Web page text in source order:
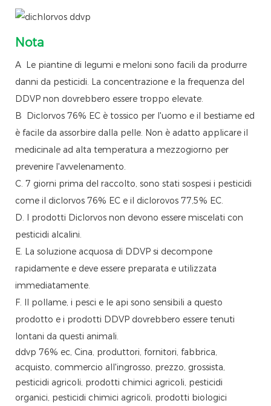
Nota
A Le piantine di legumi e meloni sono facili da produrre
danni da pesticidi. La concentrazione e la frequenza del
DDVP non dovrebbero essere troppo elevate.
B Diclorvos 76% EC è tossico per l'uomo e il bestiame ed
è facile da assorbire dalla pelle. Non è adatto applicare il
medicinale ad alta temperatura a mezzogiorno per
prevenire l'avvelenamento.
C. 7 giorni prima del raccolto, sono stati sospesi i pesticidi
come il diclorvos 76% EC e il diclorovos 77,5% EC.
D. I prodotti Diclorvos non devono essere miscelati con
pesticidi alcalini.
E. La soluzione acquosa di DDVP si decompone
rapidamente e deve essere preparata e utilizzata
immediatamente.
F. Il pollame, i pesci e le api sono sensibili a questo
prodotto e i prodotti DDVP dovrebbero essere tenuti
lontani da questi animali.
ddvp 76% ec, Cina, produttori, fornitori, fabbrica,
acquisto, commercio all'ingrosso, prezzo, grossista,
pesticidi agricoli, prodotti chimici agricoli, pesticidi
organici, pesticidi chimici agricoli, prodotti biologici